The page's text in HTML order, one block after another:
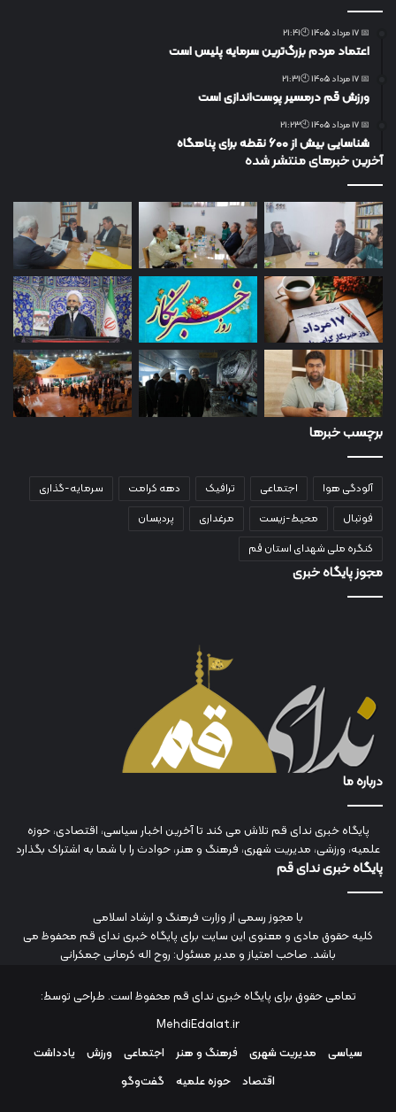
📅 17 مرداد 1405 🕙21:41
اعتماد مردم بزرگ‌ترین سرمایه پلیس است
📅 17 مرداد 1405 🕙21:31
ورزش قم درمسیر پوست‌اندازی است
📅 17 مرداد 1405 🕙21:23
شناسایی بیش از ۶۰۰ نقطه برای پناهگاه
آخرین خبرهای منتشر شده
برچسب خبرها
آلودگی هوا اجتماعی ترافیک دهه کرامت
سرمایه-گذاری
فوتبال
محیط-زیست مرغداری
پردیسان
کنگره ملی شهدای استان قم
مجوز پایگاه خبری
درباره ما
پایگاه خبری ندای قم تلاش می کند تا آخرین اخبار سیاسی، اقتصادی، حوزه
علمیه، ورزشی، مدیریت شهری، فرهنگ و هنر، حوادث را با شما به اشتراک بگذارد
پایگاه خبری ندای قم
با مجوز رسمی از وزارت فرهنگ و ارشاد اسلامی
کلیه حقوق مادی و معنوی این سایت برای پایگاه خبری ندای قم محفوظ می
باشد. صاحب امتیاز و مدیر مسئول: روح اله کرمانی جمکرانی
تمامی حقوق برای پایگاه خبری ندای قم محفوظ است. طراحی توسط:
MehdiEdalat.ir
سیاسی
مدیریت شهری فرهنگ و هنر اجتماعی ورزش
یادداشت
اقتصاد
حوزه علمیه گفت‌وگو